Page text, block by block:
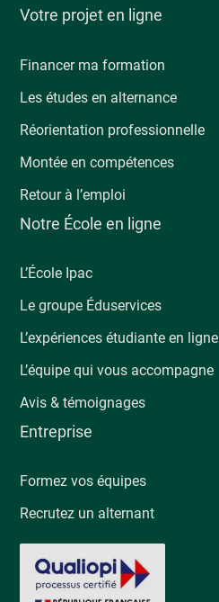
Votre projet en ligne
Financer ma formation
Les études en alternance
Réorientation professionnelle
Montée en compétences
Retour à l’emploi
Notre École en ligne
L’École Ipac
Le groupe Éduservices
L’expériences étudiante en ligne
L’équipe qui vous accompagne
Avis & témoignages
Entreprise
Formez vos équipes
Recrutez un alternant